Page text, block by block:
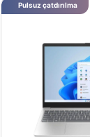
Pulsuz çatdırılma